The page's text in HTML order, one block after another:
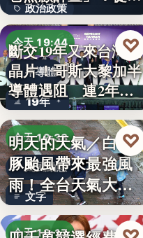
政治政策
50%
爸…
今天 19:44
半導體
19年
斷交19年又來台灣找
晶片！哥斯大黎加半
導體遇阻 連2年
參…
♡
今天 19:38
颱風動態
文字
明天的天氣／白海
豚颱風帶來最強風
雨！全台天氣大轉
變「豪雨…
♡
今天 19:17